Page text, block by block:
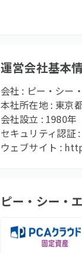
運営会社基本
会社 : ピー・シー
本社所在地 : 東京
会社設立 : 1980年
セキュリティ認証 :
ウェブサイト :
ピー・シー・